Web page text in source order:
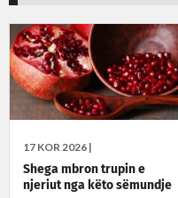
17 KOR 2026 |
Shega mbron trupin e
njeriut nga këto sëmundje